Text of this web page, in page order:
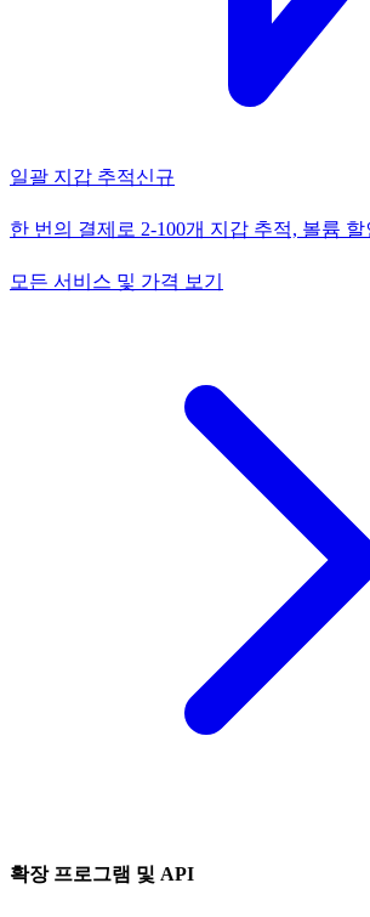
일괄 지갑 추적신규
한 번의 결제로 2-100개 지갑 추적, 볼륨 할
모든 서비스 및 가격 보기
확장 프로그램 및 API